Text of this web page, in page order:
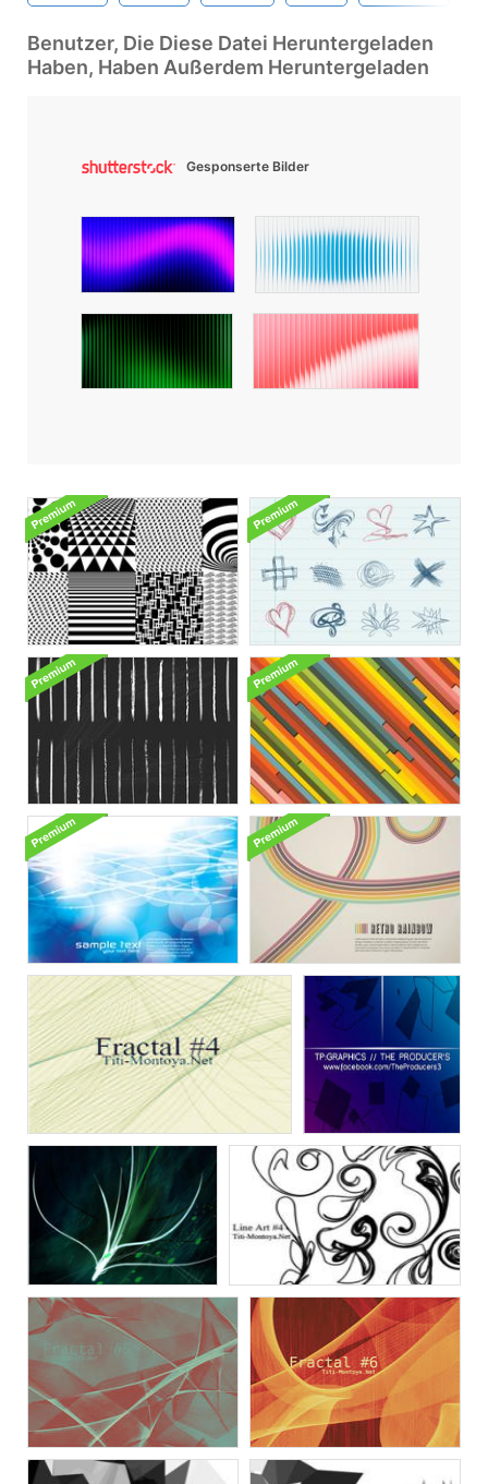
Benutzer, Die Diese Datei Heruntergeladen
Haben, Haben Außerdem Heruntergeladen
Gesponserte Bilder